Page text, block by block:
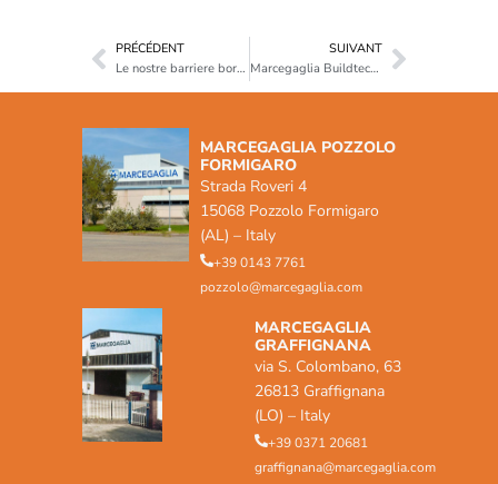
PRÉCÉDENT
Le nostre barriere bordo ponte H4-W4 sbarcano in Thailandia: un successo per l’innovazione e la qualità made in Italy.
SUIVANT
Marcegaglia Buildtech annuncia l’espansione nel mercato spagnolo grazie alla partnership con Andamios SM8
MARCEGAGLIA POZZOLO
FORMIGARO
Strada Roveri 4
15068 Pozzolo Formigaro
(AL) – Italy
+39 0143 7761
pozzolo@marcegaglia.com
MARCEGAGLIA
GRAFFIGNANA
via S. Colombano, 63
26813 Graffignana
(LO) – Italy
+39 0371 20681
graffignana@marcegaglia.com